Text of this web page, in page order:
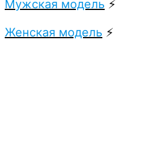
Мужская модель ⚡️
Женская модель ⚡️